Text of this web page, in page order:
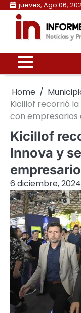
Skip
content
jueves, Ago 06,
Home
Kicillof recorrió la
con empresarios
Kicillof
Innova y
6 diciembre, 2024